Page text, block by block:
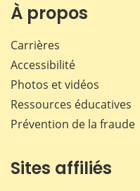
À propos
Carrières
Accessibilité
Photos et vidéos
Ressources éducatives
Prévention de la fraude
Sites affiliés